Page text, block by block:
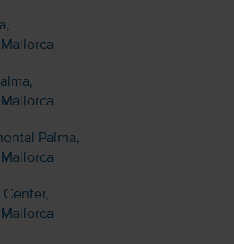
Palma,
Center,